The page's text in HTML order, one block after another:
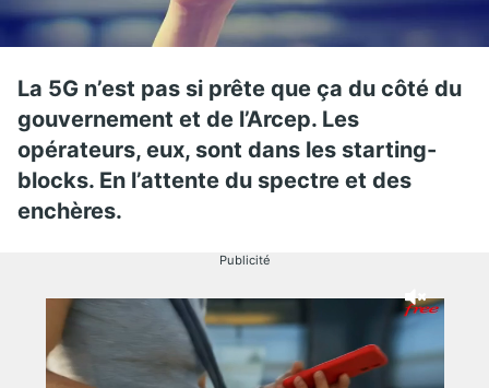
La 5G n’est pas si prête que ça du côté du
gouvernement et de l’Arcep. Les
opérateurs, eux, sont dans les starting-
blocks. En l’attente du spectre et des
enchères.
Publicité